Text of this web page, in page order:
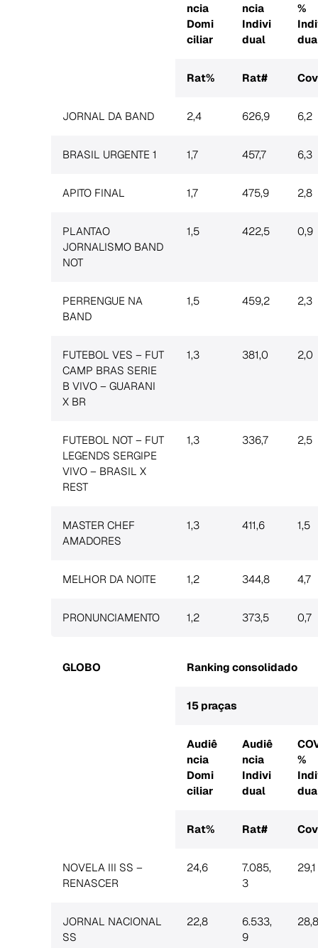
ncia
Domi
ciliar
ncia
Indivi
dual
%
Rat% Rat#
JORNAL DA BAND 2,4 626,9 6,2
BRASIL URGENTE 1 1,7 457,7 6,3
APITO FINAL 1,7 475,9 2,8
PLANTAO
JORNALISMO BAND
NOT
1,5 422,5 0,9
PERRENGUE NA
BAND
1,5 459,2 2,3
FUTEBOL VES – FUT
CAMP BRAS SERIE
B VIVO – GUARANI
X BR
1,3 381,0 2,0
FUTEBOL NOT – FUT
LEGENDS SERGIPE
VIVO – BRASIL X
REST
1,3 336,7 2,5
MASTER CHEF
AMADORES
1,3 411,6 1,5
MELHOR DA NOITE 1,2 344,8 4,7
PRONUNCIAMENTO 1,2 373,5 0,7
GLOBO Ranking consolidado
15 praças
Audiê
ncia
Domi
ciliar
Audiê
ncia
Indivi
dual
%
Rat% Rat#
NOVELA III SS –
RENASCER
24,6
7.085,
3
29,1
JORNAL NACIONAL
SS
22,8
6.533,
9
28,8